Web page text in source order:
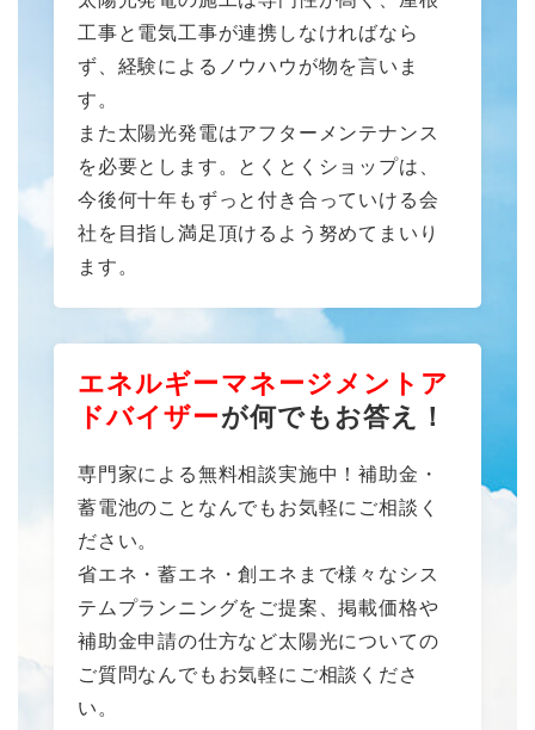
工事と電気工事が連携しなければなら
ず、経験によるノウハウが物を言いま
す。
また太陽光発電はアフターメンテナンス
を必要とします。とくとくショップは、
今後何十年もずっと付き合っていける会
社を目指し満足頂けるよう努めてまいり
ます。
エネルギーマネージメントア
ドバイザーが何でもお答え！
専門家による無料相談実施中！補助金・
蓄電池のことなんでもお気軽にご相談く
ださい。
省エネ・蓄エネ・創エネまで様々なシス
テムプランニングをご提案、掲載価格や
補助金申請の仕方など太陽光についての
ご質問なんでもお気軽にご相談くださ
い。